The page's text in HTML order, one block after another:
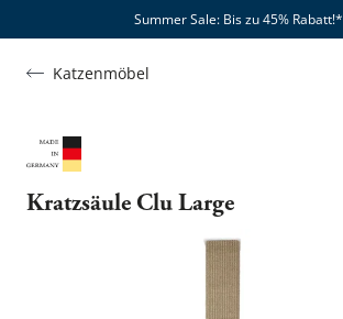
Summer Sale: Bis zu 45% Rabatt!*​
Katzenmöbel
Kratzsäule Clu Large